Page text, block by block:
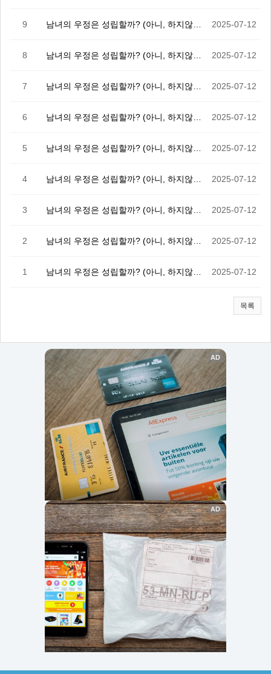
9 2025-07-12
8 2025-07-12
7 2025-07-12
6 2025-07-12
5 2025-07-12
4 2025-07-12
3 2025-07-12
2 2025-07-12
1 2025-07-12
목록